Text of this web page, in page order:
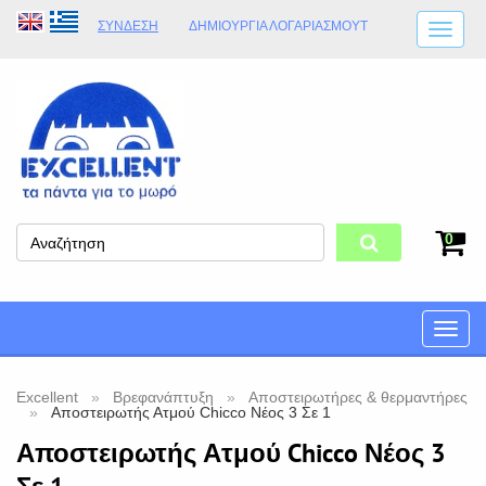
ΣΎΝΔΕΣΗ ΔΗΜΙΟΥΡΓΊΑ ΛΟΓΑΡΙΑΣΜΟΎT
ΩΡΆΡΙΟ ΚΑΤΑΣΤΉΜΑΤΟΣ
ΦΥΣΙΚΌ ΚΑΤΆΣΤΗΜΑ
0
Toggle
Excellent Βρεφανάπτυξη
Αποστειρωτήρες & θερμαντήρες
Αποστειρωτής Ατμού Chicco Νέος 3 Σε 1
Αποστειρωτής Ατμού Chicco Νέος 3